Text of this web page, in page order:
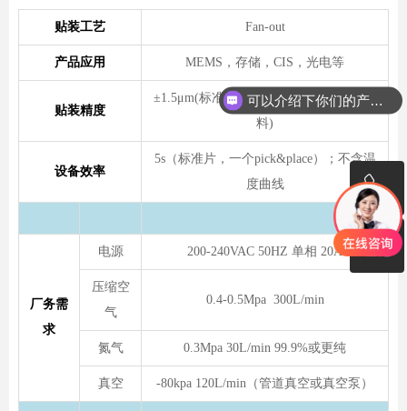
贴装工艺 Fan-out
产品应用 MEMS，存储，CIS，光电等
贴装精度
±1.5μm(标准贴片；取决于具体应用和物
料)
设备效率
5s（标准片，一个pick&place）；不含温
度曲线
厂务需
求
电源 200-240VAC 50HZ 单相 20A
压缩空
气
0.4-0.5Mpa 300L/min
氮气 0.3Mpa 30L/min 99.9%或更纯
真空 -80kpa 120L/min（管道真空或真空泵）
ꂅ
+86 18823760459
ꀥ
可以介绍下你们的产品么